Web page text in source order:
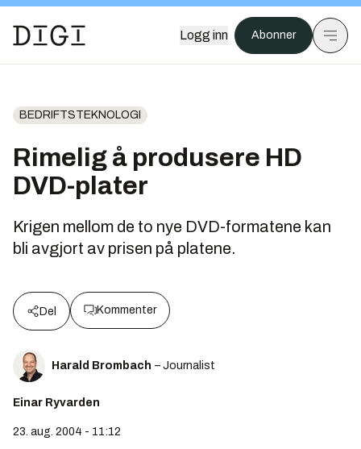
Logg inn Abonner
BEDRIFTSTEKNOLOGI
Rimelig å produsere HD
DVD-plater
Krigen mellom de to nye DVD-formatene kan
bli avgjort av prisen på platene.
Del Kommenter
Harald Brombach – Journalist
Einar Ryvarden
23. aug. 2004 - 11:12